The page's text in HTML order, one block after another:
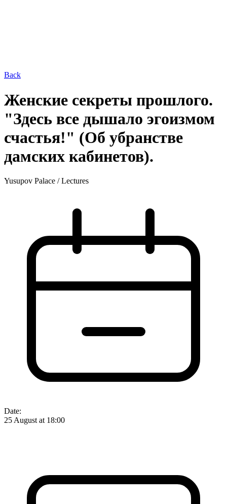
Back
Женские секреты прошлого.
"Здесь все дышало эгоизмом
счастья!" (Об убранстве
дамских кабинетов).
Yusupov Palace /Lectures
Date:
25 August at 18:00